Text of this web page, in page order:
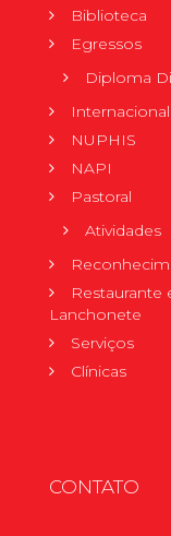
Biblioteca
Egressos
Diploma
Internacional
NUPHIS
NAPI
Pastoral
Atividades
Restaurante
Lanchonete
Serviços
Clínicas
CONTATO